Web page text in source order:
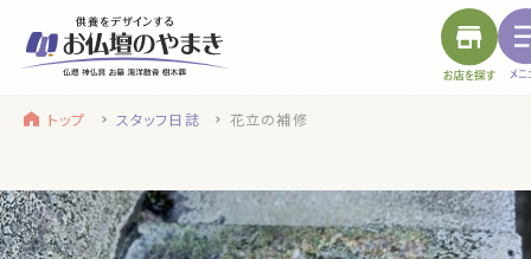
お近くのお店を探す
サイトメニュー
トップ
トップ スタッフ日誌 花立の補修